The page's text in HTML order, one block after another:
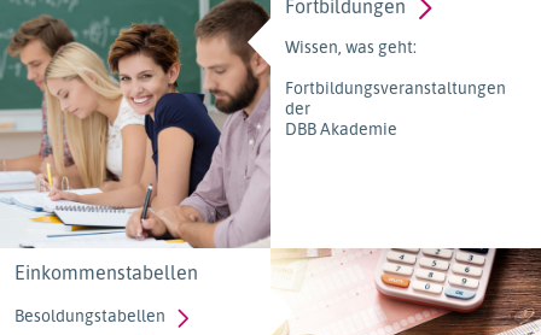
Fortbildungen
Wissen, was geht:
Fortbildungsveranstaltungen
der
DBB Akademie
Einkommenstabellen
Besoldungstabellen